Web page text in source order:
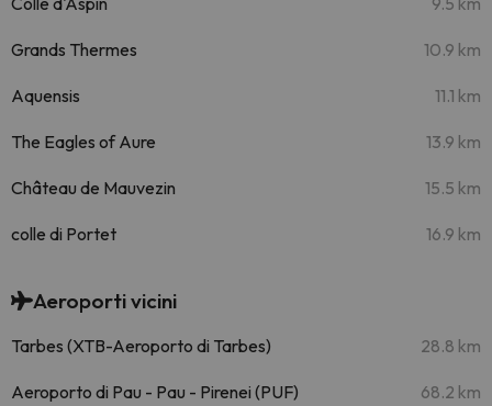
Grands Thermes 10.9 km
Aquensis 11.1 km
The Eagles of Aure 13.9 km
Château de Mauvezin 15.5 km
colle di Portet 16.9 km
Aeroporti vicini
Tarbes (XTB-Aeroporto di Tarbes) 28.8 km
Aeroporto di Pau - Pau - Pirenei (PUF) 68.2 km